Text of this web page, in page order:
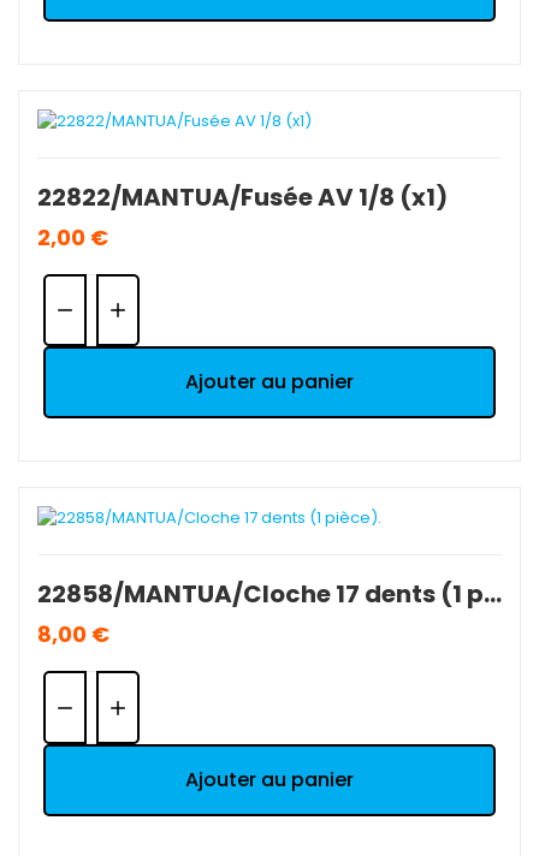
22822/MANTUA/Fusée AV 1/8 (x1)
2,00 €
Quantité:
Ajouter au panier
22858/MANTUA/Cloche 17 dents (1 pièce).
8,00 €
Quantité:
Ajouter au panier